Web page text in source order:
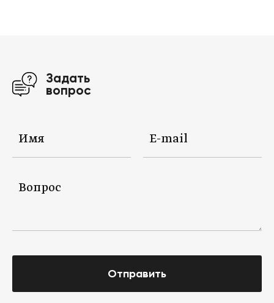
Задать
вопрос
Отправить